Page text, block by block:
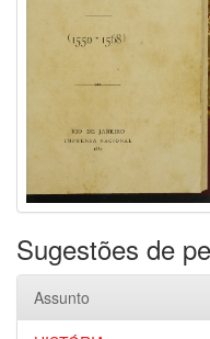
Sugestões de
Assunto